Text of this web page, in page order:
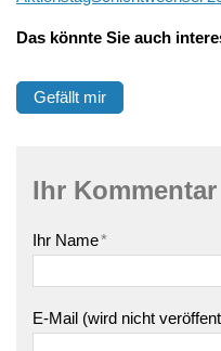
Das könnte Sie auch
Gefällt mir
Ihr Kommentar
Ihr Name*
E-Mail (wird nicht